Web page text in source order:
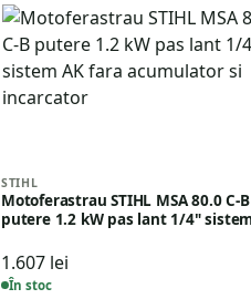
STIHL
Motoferastrau STIHL MSA 80.0 C-B
putere 1.2 kW pas lant 1/4"
1.607 lei
În stoc